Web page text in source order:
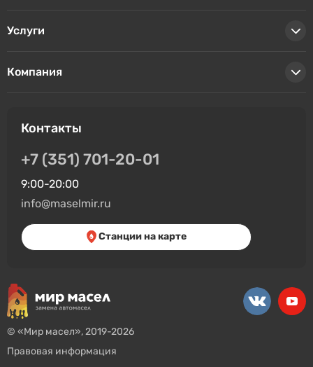
Услуги
Компания
Контакты
+7 (351) 701-20-01
9:00-20:00
info@maselmir.ru
Станции на карте
© «Мир масел», 2019-2026
Правовая информация